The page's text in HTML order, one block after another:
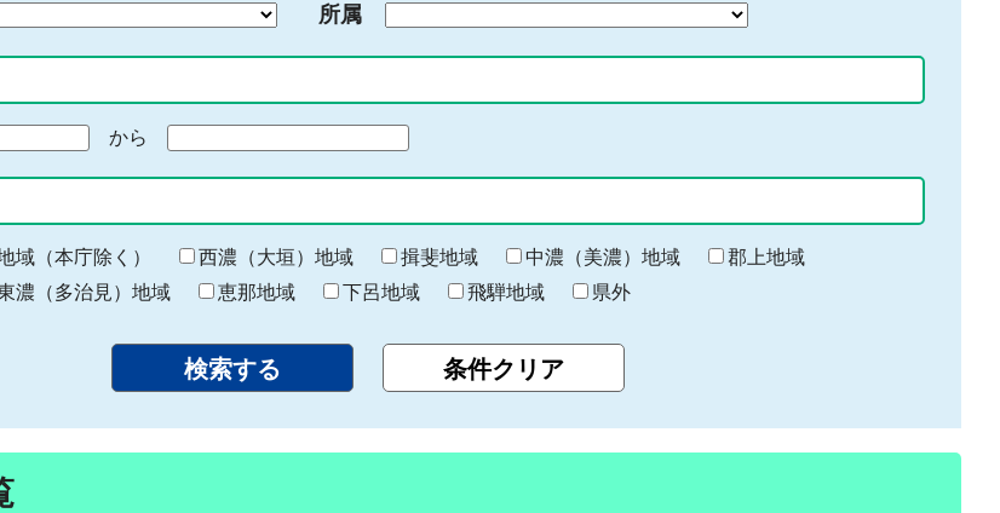
入
力
所属
から
終
わ
り
域（本庁除く） 西濃（大垣）地域 揖斐地域 中濃（美濃）地域
郡上地域
濃（多治見）地域 恵那地域 下呂地域 飛騨地域 県外